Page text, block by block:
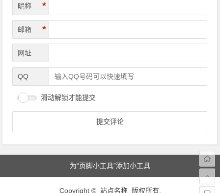
昵称 *
邮箱 *
网址
QQ
滑动解锁才能提交
为“页脚小工具”添加小工具
Copyright © 站点名称 版权所有.